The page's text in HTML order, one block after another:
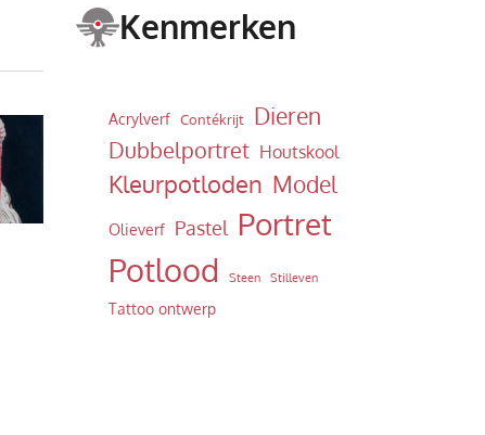
Kenmerken
Acrylverf Contékrijt
Dieren
Dubbelportret Houtskool
Kleurpotloden Model
Olieverf Pastel Portret
Potlood Steen Stilleven
Tattoo ontwerp